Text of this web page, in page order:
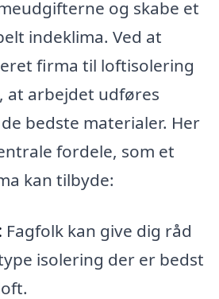
og skabe et
indeklima. Ved at
firma til loftisolering
at arbejdet udføres
bedste materialer. Her
fordele, som et
kan tilbyde:
Fagfolk kan give dig råd
isolering der er bedst